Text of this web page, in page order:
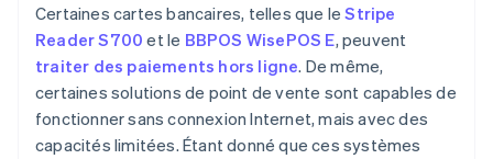
Certaines cartes bancaires, telles que leStripe
Reader S700 et le BBPOS WisePOS E, peuvent
traiter des paiements hors ligne. De même,
certaines solutions de point de vente sont capables de
fonctionner sans connexion Internet, mais avec des
capacités limitées. Étant donné que ces systèmes